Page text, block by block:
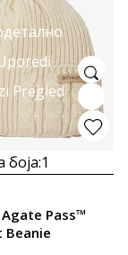
Pregled
боја:1
Pass™
Beanie